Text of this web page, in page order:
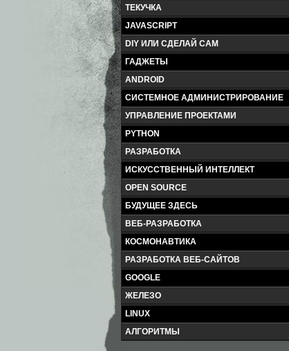
ТЕКУЧКА
JAVASCRIPT
DIY ИЛИ СДЕЛАЙ САМ
ГАДЖЕТЫ
ANDROID
СИСТЕМНОЕ АДМИНИСТРИРОВАНИЕ
УПРАВЛЕНИЕ ПРОЕКТАМИ
PYTHON
РАЗРАБОТКА
ИСКУССТВЕННЫЙ ИНТЕЛЛЕКТ
OPEN SOURCE
БУДУЩЕЕ ЗДЕСЬ
ВЕБ-РАЗРАБОТКА
КОСМОНАВТИКА
РАЗРАБОТКА ВЕБ-САЙТОВ
GOOGLE
ЖЕЛЕЗО
LINUX
АЛГОРИТМЫ